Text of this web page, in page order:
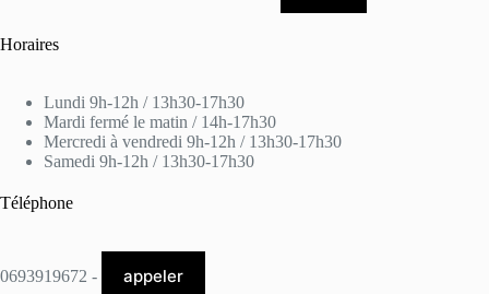
Horaires
Lundi 9h-12h / 13h30-17h30
Mardi fermé le matin / 14h-17h30
Mercredi à vendredi 9h-12h / 13h30-17h30
Samedi 9h-12h / 13h30-17h30
Téléphone
0693919672 - appeler